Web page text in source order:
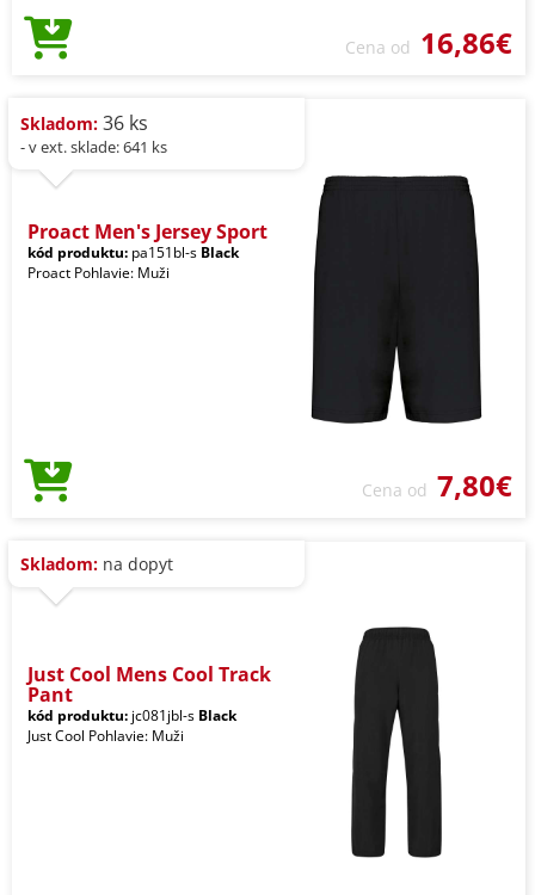
Cena od 16,86€
Skladom: 36 ks
- v ext. sklade: 641 ks
Proact Men's Jersey Sport
kód produktu: pa151bl-s Black
Proact Pohlavie: Muži
Cena od 7,80€
Skladom: na dopyt
Just Cool Mens Cool Track
Pant
kód produktu: jc081jbl-s Black
Just Cool Pohlavie: Muži